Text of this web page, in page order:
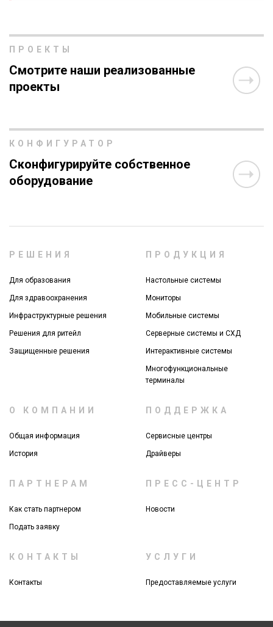
ПРОЕКТЫ
Смотрите наши реализованные
проекты
КОНФИГУРАТОР
Сконфигурируйте собственное
оборудование
РЕШЕНИЯ
Для образования
Для здравоохранения
Инфраструктурные решения
Решения для ритейл
Защищенные решения
ПРОДУКЦИЯ
Настольные системы
Мониторы
Мобильные системы
Серверные системы и СХД
Интерактивные системы
Многофункциональные
терминалы
О КОМПАНИИ
Общая информация
История
ПОДДЕРЖКА
Сервисные центры
Драйверы
ПАРТНЕРАМ
Как стать партнером
Подать заявку
ПРЕСС-ЦЕНТР
Новости
КОНТАКТЫ
Контакты
УСЛУГИ
Предоставляемые услуги